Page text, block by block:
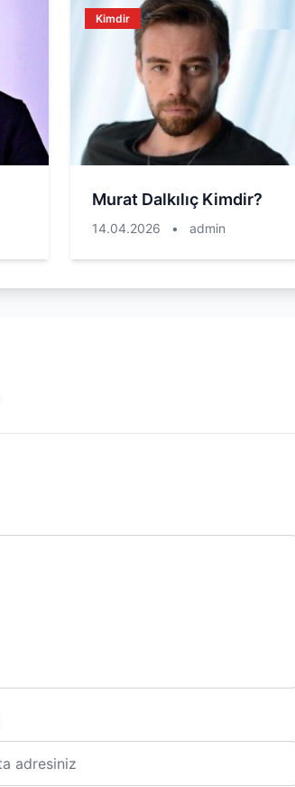
Kimdir
Murat Dalkılıç Kimdir?
14.04.2026 • admin